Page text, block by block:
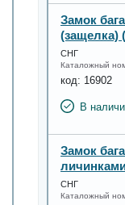
Замок
(защелка)
СНГ
Каталожный
код: 16902
В
Замок
СНГ
Каталожный